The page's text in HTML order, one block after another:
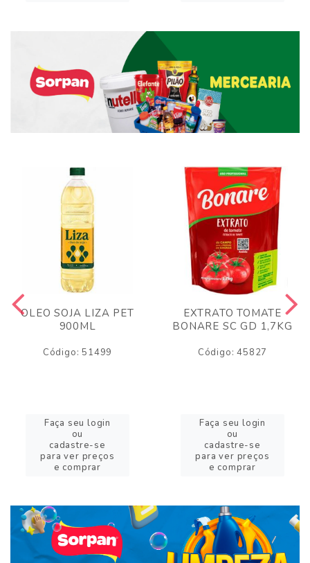
OLEO SOJA LIZA PET
900ML
Código: 51499
Faça seu login
ou
cadastre-se
para ver preços
e comprar
EXTRATO TOMATE
BONARE SC GD 1,7KG
Código: 45827
Faça seu login
ou
cadastre-se
para ver preços
e comprar